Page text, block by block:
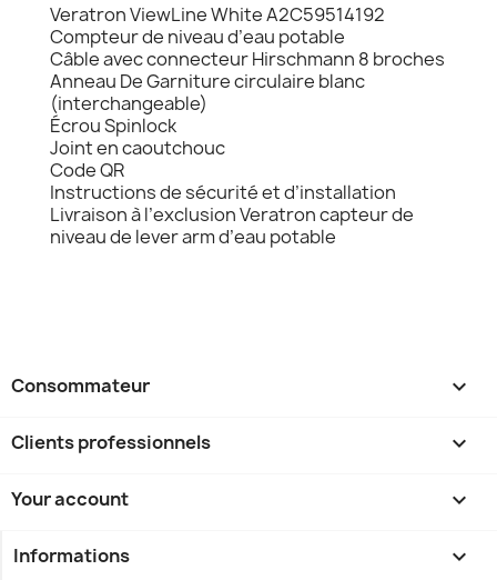
Veratron ViewLine White A2C59514192
Compteur de niveau d’eau potable
Câble avec connecteur Hirschmann 8 broches
Anneau De Garniture circulaire blanc
(interchangeable)
Écrou Spinlock
Joint en caoutchouc
Code QR
Instructions de sécurité et d’installation
Livraison à l’exclusion Veratron capteur de
niveau de lever arm d’eau potable
Consommateur 
Clients professionnels 
Your account 
Informations keyboard_arrow_down